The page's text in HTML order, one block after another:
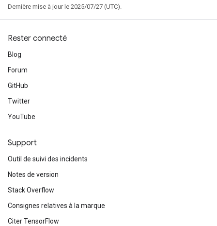
Dernière mise à jour le 2025/07/27 (UTC).
Rester connecté
Blog
Forum
GitHub
Twitter
YouTube
Support
Outil de suivi des incidents
Notes de version
Stack Overflow
Consignes relatives à la marque
Citer TensorFlow